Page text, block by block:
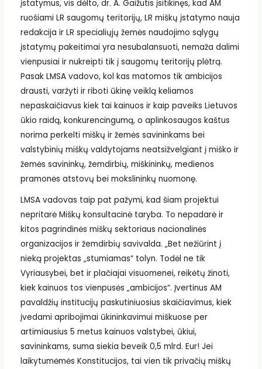
įstatymus, vis dėlto, dr. A. Gaižutis įsitikinęs, kad AM
ruošiami LR saugomų teritorijų, LR miškų įstatymo nauja
redakcija ir LR specialiųjų žemės naudojimo sąlygų
įstatymų pakeitimai yra nesubalansuoti, nemaža dalimi
vienpusiai ir nukreipti tik į saugomų teritorijų plėtrą.
Pasak LMSA vadovo, kol kas matomos tik ambicijos
drausti, varžyti ir riboti ūkinę veiklą keliamos
nepaskaičiavus kiek tai kainuos ir kaip paveiks Lietuvos
ūkio raidą, konkurencingumą, o aplinkosaugos kaštus
norima perkelti miškų ir žemės savininkams bei
valstybinių miškų valdytojams neatsižvelgiant į miško ir
žemės savininkų, žemdirbių, miškininkų, medienos
pramonės atstovų bei mokslininkų nuomonę.
LMSA vadovas taip pat pažymi, kad šiam projektui
nepritarė Miškų konsultacinė taryba. To nepadarė ir
kitos pagrindinės miškų sektoriaus nacionalinės
organizacijos ir žemdirbių savivalda. „Bet nežiūrint į
nieką projektas „stumiamas“ tolyn. Todėl ne tik
Vyriausybei, bet ir plačiajai visuomenei, reikėtų žinoti,
kiek kainuos tos vienpusės „ambicijos“. Įvertinus AM
pavaldžių institucijų paskutiniuosius skaičiavimus, kiek
įvedami apribojimai ūkininkavimui miškuose per
artimiausius 5 metus kainuos valstybei, ūkiui,
savininkams, suma siekia beveik 0,5 mlrd. Eur! Jei
laikytumėmės Konstitucijos, tai vien tik privačių miškų